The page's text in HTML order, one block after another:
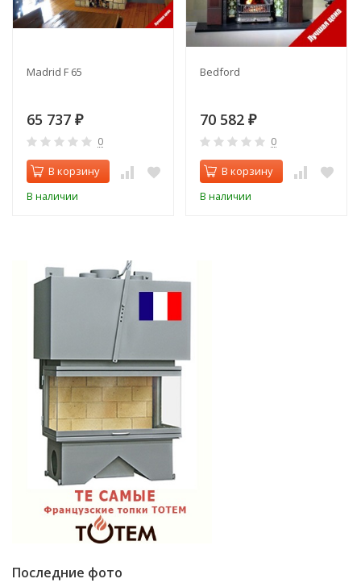
Madrid F 65
65 737 ₽
0
В корзину
В наличии
Bedford
70 582 ₽
0
В корзину
В наличии
Последние фото